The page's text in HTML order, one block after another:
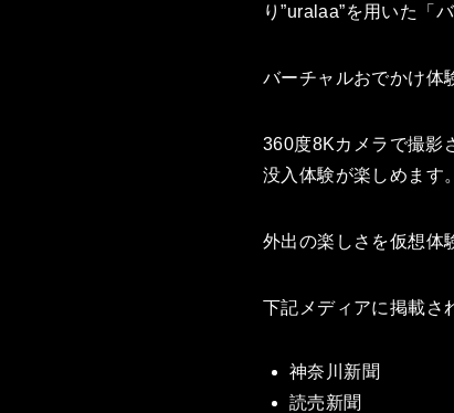
り”uralaa”を用いた「
バーチャルおでかけ体
360度8Kカメラで撮影
没入体験が楽しめます。
外出の楽しさを仮想体
下記メディアに掲載さ
神奈川新聞
読売新聞